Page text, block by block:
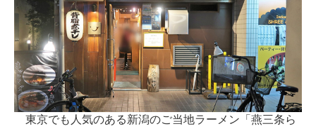
東京でも人気のある新潟のご当地ラーメン「燕三条ら